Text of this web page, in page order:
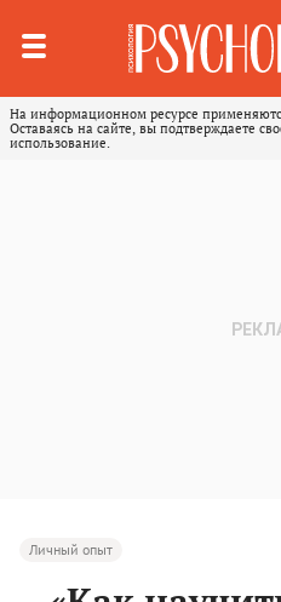
На информационном ресурсе
Оставаясь на сайте, вы подтверждаете
использование.
Личный опыт